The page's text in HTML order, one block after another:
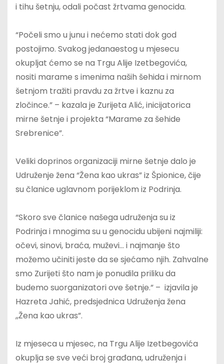
i tihu šetnju, odali počast žrtvama genocida.
“Počeli smo u junu i nećemo stati dok god
postojimo. Svakog jedanaestog u mjesecu
okupljat ćemo se na Trgu Alije Izetbegovića,
nositi marame s imenima naših šehida i mirnom
šetnjom tražiti pravdu za žrtve i kaznu za
zločince.” – kazala je Zurijeta Alić, inicijatorica
mirne šetnje i projekta “Marame za šehide
Srebrenice”.
Veliki doprinos organizaciji mirne šetnje dalo je
Udruženje žena “Žena kao ukras” iz Špionice, čije
su članice uglavnom porijeklom iz Podrinja.
“Skoro sve članice našega udruženja su iz
Podrinja i mnogima su u genocidu ubijeni najmiliji:
očevi, sinovi, braća, muževi… i najmanje što
možemo učiniti jeste da se sjećamo njih. Zahvalne
smo Zurijeti što nam je ponudila priliku da
budemo suorganizatori ove šetnje.” – izjavila je
Hazreta Jahić, predsjednica Udruženja žena
,,Žena kao ukras”.
Iz mjeseca u mjesec, na Trgu Alije Izetbegovića
okuplja se sve veći broj građana, udruženja i